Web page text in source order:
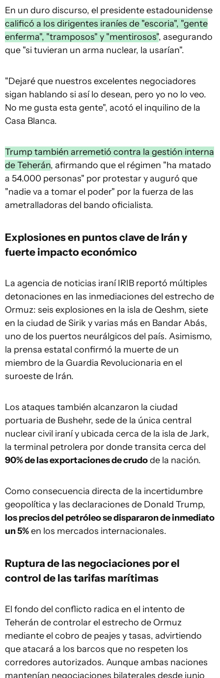
En un duro discurso, el presidente estadounidense
calificó a los dirigentes iraníes de "escoria", "gente
enferma", "tramposos" y "mentirosos", asegurando
que "si tuvieran un arma nuclear, la usarían".
"Dejaré que nuestros excelentes negociadores
sigan hablando si así lo desean, pero yo no lo veo.
No me gusta esta gente", acotó el inquilino de la
Casa Blanca.
Trump también arremetió contra la gestión interna
de Teherán, afirmando que el régimen "ha matado
a 54.000 personas" por protestar y auguró que
"nadie va a tomar el poder" por la fuerza de las
ametralladoras del bando oficialista.
Explosiones en puntos clave de Irán y
fuerte impacto económico
La agencia de noticias iraní IRIB reportó múltiples
detonaciones en las inmediaciones del estrecho de
Ormuz: seis explosiones en la isla de Qeshm, siete
en la ciudad de Sirik y varias más en Bandar Abás,
uno de los puertos neurálgicos del país. Asimismo,
la prensa estatal confirmó la muerte de un
miembro de la Guardia Revolucionaria en el
suroeste de Irán.
Los ataques también alcanzaron la ciudad
portuaria de Bushehr, sede de la única central
nuclear civil iraní y ubicada cerca de la isla de Jark,
la terminal petrolera por donde transita cerca del
90% de las exportaciones de crudode la nación.
Como consecuencia directa de la incertidumbre
geopolítica y las declaraciones de Donald Trump,
los precios del petróleo se dispararon de inmediato
un 5%en los mercados internacionales.
Ruptura de las negociaciones por el
control de las tarifas marítimas
El fondo del conflicto radica en el intento de
Teherán de controlar el estrecho de Ormuz
mediante el cobro de peajes y tasas, advirtiendo
que atacará a los barcos que no respeten los
corredores autorizados. Aunque ambas naciones
mantenían negociaciones bilaterales desde junio